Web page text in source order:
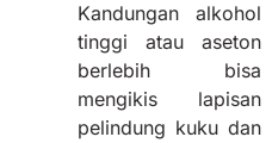
Kandungan alkohol
tinggi atau aseton
berlebih bisa
mengikis lapisan
pelindung kuku dan